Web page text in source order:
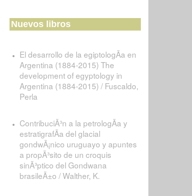
Nuevos libros
El desarrollo de la egiptologÃ­a en
Argentina (1884-2015) The
development of egyptology in
Argentina (1884-2015) / Fuscaldo,
Perla
ContribuciÃ³n a la petrologÃ­a y
estratigrafÃ­a del glacial
gondwÃ¡nico uruguayo y apuntes
a propÃ³sito de un croquis
sinÃ³ptico del Gondwana
brasileÃ±o / Walther, K.